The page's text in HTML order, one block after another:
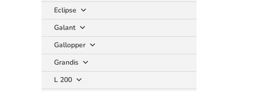
Eclipse
Galant
Gallopper
Grandis
L 200